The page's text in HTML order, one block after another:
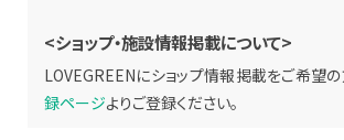
<ショップ・施設情報掲載について>
LOVEGREENにショップ情報掲載をご希望の
録ページよりご登録ください。